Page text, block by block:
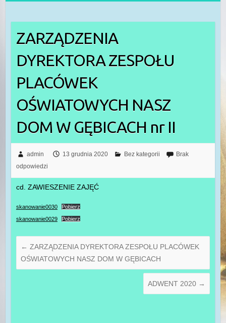
ZARZĄDZENIA
DYREKTORA ZESPOŁU
PLACÓWEK
OŚWIATOWYCH NASZ
DOM W GĘBICACH nr II
admin 13 grudnia 2020 Bez kategorii
Brak
odpowiedzi
cd. ZAWIESZENIE ZAJĘĆ
skanowanie0030
Pobierz
skanowanie0029
Pobierz
← ZARZĄDZENIA DYREKTORA ZESPOŁU PLACÓWEK
OŚWIATOWYCH NASZ DOM W GĘBICACH
ADWENT 2020 →